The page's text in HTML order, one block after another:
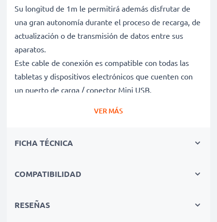
Su longitud de 1m le permitirá además disfrutar de
una gran autonomía durante el proceso de recarga, de
actualización o de transmisión de datos entre sus
aparatos.
Este cable de conexión es compatible con todas las
tabletas y dispositivos electrónicos que cuenten con
un puerto de carga / conector Mini USB.
Cable de carga y de datos para tablets y todos los
✔ Cable adaptador con conector Mini USB - Enchufe
carga Mini USB y las versiones USB anteriores
VER MÁS
FICHA TÉCNICA
COMPATIBILIDAD
RESEÑAS